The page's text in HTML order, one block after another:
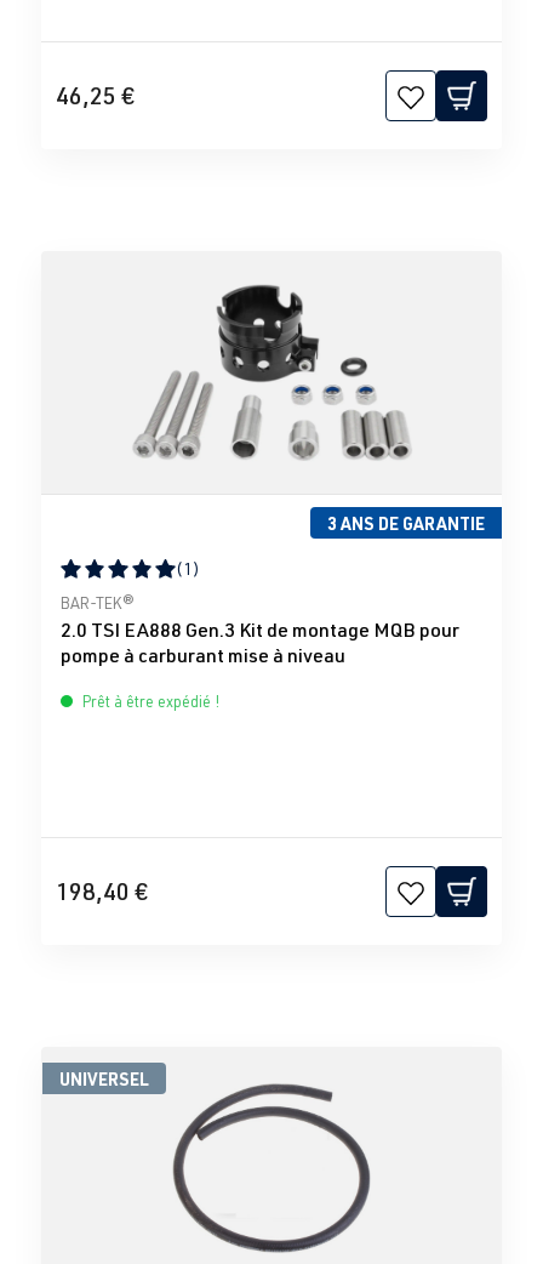
46,25 €
3 ANS DE GARANTIE
Note moyenne de 5 sur 5 étoiles
(1)
BAR-TEK®
2.0 TSI EA888 Gen.3 Kit de montage MQB pour
pompe à carburant mise à niveau
Prêt à être expédié !
198,40 €
UNIVERSEL